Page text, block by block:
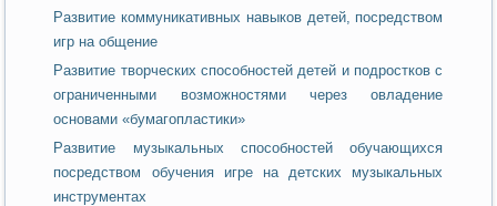
Развитие коммуникативных навыков детей, посредством
игр на общение
Развитие творческих способностей детей и подростков с
ограниченными возможностями через овладение
основами «бумагопластики»
Развитие музыкальных способностей обучающихся
посредством обучения игре на детских музыкальных
инструментах